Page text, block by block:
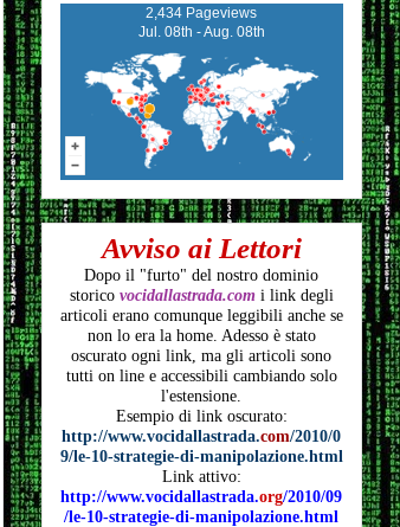
2,434 Pageviews
Jul. 08th - Aug. 08th
Avviso ai Lettori
Dopo il "furto" del nostro dominio
storico vocidallastrada.comi link degli
articoli erano comunque leggibili anche se
non lo era la home. Adesso è stato
oscurato ogni link, ma gli articoli sono
tutti on line e accessibili cambiando solo
l'estensione.
Esempio di link oscurato:
http://www.vocidallastrada.com/2010/0
9/le-10-strategie-di-manipolazione.html
Link attivo:
http://www.vocidallastrada.org/2010/09
/le-10-strategie-di-manipolazione.html